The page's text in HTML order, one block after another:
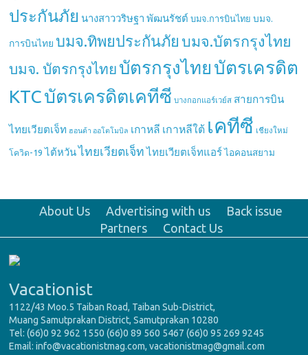
ประกันภัย นางสาววริษฐา พัฒนรัชต์ บมจ.การบินไทย บมจ.
การบินไทย บมจ.ทิพยประกันภัย บมจ.บัตรกรุงไทย
บมจ. บัตรกรุงไทย บัตรกรุงไทย บัตรเครดิต
KTCบัตรเครดิตเคทีซี บางกอกแอร์เวย์ส สายการบิน
ไทยเวียตเจ็ท ฮอนด้า ออโตโมบิล เกาหลี เกาหลีใต้ เคทีซี เชียงใหม่
โควิด-19 ไต้หวัน ไทยเวียตเจ็ท ไทยเวียตเจ็ทแอร์ ไอคอนสยาม
About Us Advertising with us
Back issue
Partners
Contact Us
Vacationist
1122/43 Moo.5 Taiban Road, Taiban Sub-District,
Muang Samutprakan District, Samutprakan 10280
Tel: (66)0 92 962 1550 (66)0 89 560 5467 (66)0 95 269 9245
Email: info@vacationistmag.com, vacationistmag@gmail.com